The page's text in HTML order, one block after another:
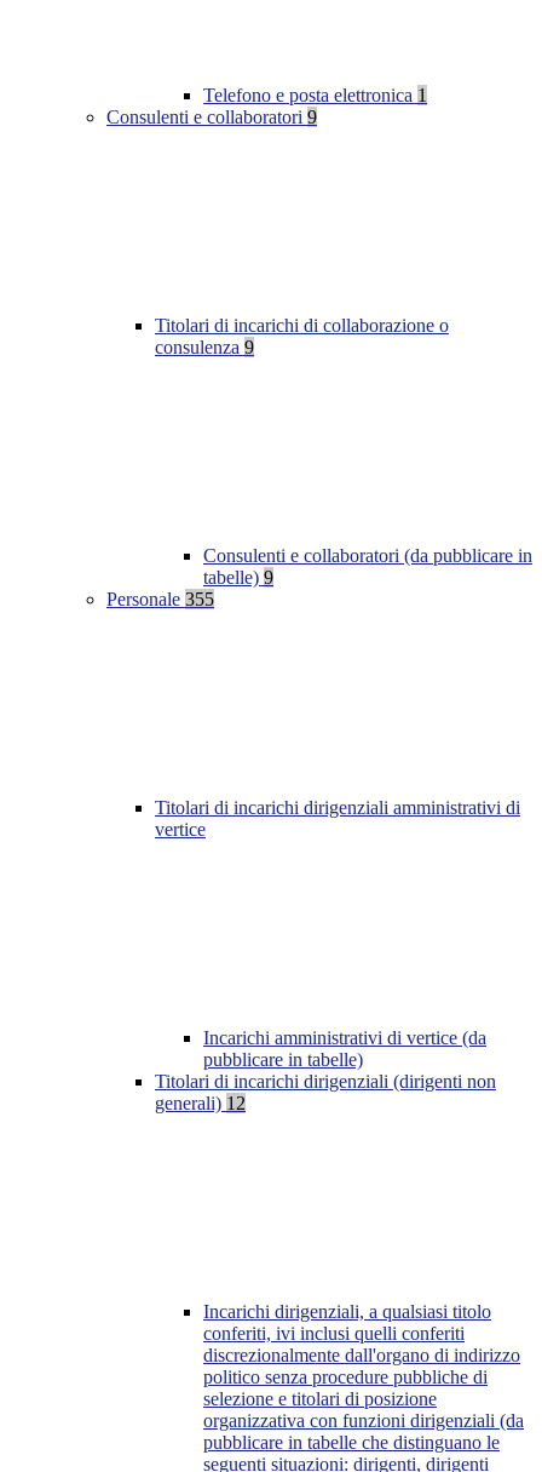
Telefono e posta elettronica 1
Consulenti e collaboratori 9
Titolari di incarichi di collaborazione o
consulenza 9
Consulenti e collaboratori (da pubblicare in
tabelle) 9
Personale 355
Titolari di incarichi dirigenziali amministrativi di
vertice
Incarichi amministrativi di vertice (da
pubblicare in tabelle)
Titolari di incarichi dirigenziali (dirigenti non
generali) 12
Incarichi dirigenziali, a qualsiasi titolo
conferiti, ivi inclusi quelli conferiti
discrezionalmente dall'organo di indirizzo
politico senza procedure pubbliche di
selezione e titolari di posizione
organizzativa con funzioni dirigenziali (da
pubblicare in tabelle che distinguano le
seguenti situazioni: dirigenti, dirigenti